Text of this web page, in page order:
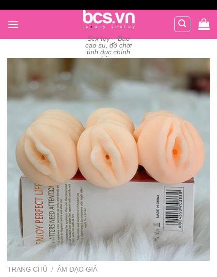
nội
Sex toy – Bao
cao su, đồ chơi
tình dục chính
hãng
TRANG CHỦ / ÂM ĐẠO GIẢ